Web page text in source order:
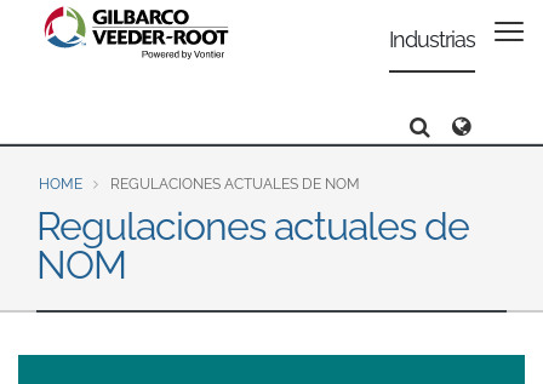
North America
United States
Brazil
Europe & CIS
Dansk
Français
Italiano
Magyar
Română
Pусский
Middle East and Africa
Industrias
Search
HOME REGULACIONES ACTUALES DE NOM
Regulaciones actuales de
NOM